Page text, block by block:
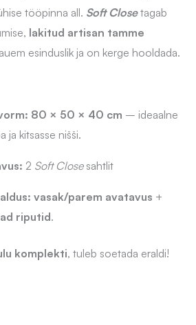
tööpinna all. Soft Closetagab
lakitud artisan tamme
esinduslik ja on kerge hooldada.
80 × 50 × 40 cm – ideaalne
ja kitsasse nišši.
2 Soft Closesahtlit
vasak/parem avatavus +
riputid.
komplekti, tuleb soetada eraldi!